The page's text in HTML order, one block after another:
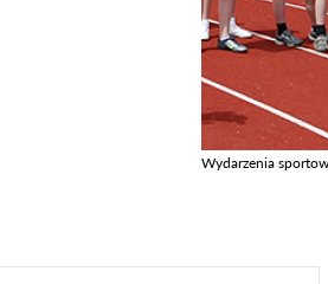
Wydarzenia